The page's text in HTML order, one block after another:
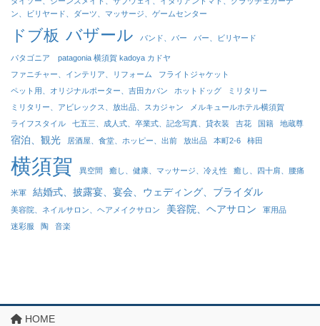
ン、ビリヤード、ダーツ、マッサージ、ゲームセンター
ドブ板 バザール バンド、バー バー、ビリヤード
パタゴニア patagonia 横須賀 kadoya カドヤ
ファニチャー、インテリア、リフォーム
フライトジャケット
ペット用、オリジナルポーター、吉田カバン
ホットドッグ
ミリタリー
ミリタリー、アビレックス、放出品、スカジャン
メルキュールホテル横須賀
ライフスタイル
七五三、成人式、卒業式、記念写真、貸衣装 吉花 国籍 地蔵尊
宿泊、観光 居酒屋、食堂、ホッピー、出前 放出品 本町2-6 柿田
横須賀 異空間 癒し、健康、マッサージ、冷え性 癒し、四十肩、腰痛
米軍 結婚式、披露宴、宴会、ウェディング、ブライダル
美容院、ネイルサロン、ヘアメイクサロン 美容院、ヘアサロン
軍用品
迷彩服
陶 音楽
HOME